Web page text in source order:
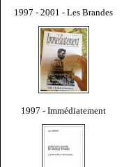
1997 - 2001 - Les Brandes
1997 - Immédiatement